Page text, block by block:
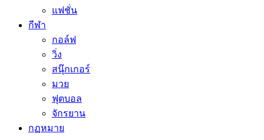
แฟชั่น
กีฬา
กอล์ฟ
วิ่ง
สนุ๊กเกอร์
มวย
ฟุตบอล
จักรยาน
กฏหมาย